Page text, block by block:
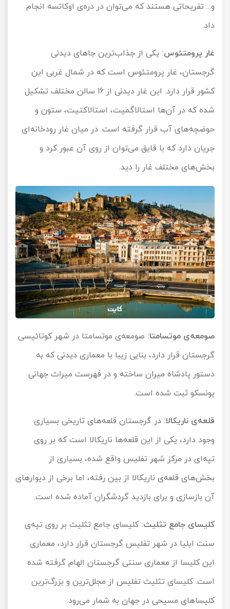
و... تفریحاتی هستند که می‌توان در دره‌ی اوکاتسه انجام
داد.
غار پرومتئوس: یکی از جذاب‌ترین جاهای دیدنی
گرجستان، غار پرومتئوس است که در شمال غربی این
کشور قرار دارد. این غار دیدنی از 16 سالن مختلف تشکیل
شده که در آن‌ها استالاگمیت، استالاکتیت، ستون و
حوضچه‌های آب قرار گرفته است. در میان غار رودخانه‌ای
جریان دارد که با قایق می‌توان از روی آن عبور کرد و
بخش‌های مختلف غار را دید.
صومعه‌ی موتسامتا: صومعه‌ی موتسامتا در شهر کوتائیسی
گرجستان قرار دارد، بنایی زیبا با معماری دیدنی که به
دستور پادشاه میران ساخته و در فهرست میراث جهانی
یونسکو ثبت شده است.
قلعه‌ی ناریکالا: در گرجستان قلعه‌های تاریخی بسیاری
وجود دارد، یکی از این قلعه‌ها ناریکالا است که بر روی
تپه‌ای در مرکز شهر تفلیس واقع شده، بسیاری از
بخش‌های قلعه‌ی ناریکالا از بین رفته، اما برخی از دیوارهای
آن بازسازی و برای بازدید گردشگران آماده شده است.
کلیسای جامع تثلیث: کلیسای جامع تثلیث بر روی تپه‌ی
سنت ایلیا در شهر تفلیس گرجستان قرار دارد، معماری
این کلیسا از معماری سنتی گرجستان الهام گرفته شده
است. کلیسای تثلیث تفلیس از مجلل‌ترین و بزرگ‌ترین
کلیساهای مسیحی در جهان به شمار می‌رود.